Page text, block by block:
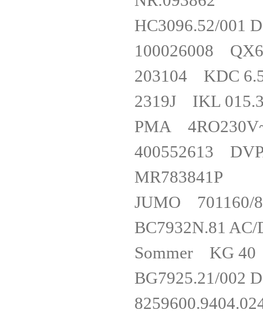
HC3096.52/
100026008
203104 KDC
2319J
PMA
400552613
JUMO
BC7932N.81
Sommer KG
BG7925.21/